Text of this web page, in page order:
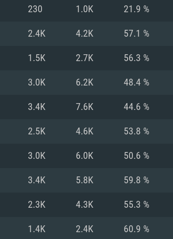
Resolução
superior
Placa
Nvidia
(Intel Xeon
Metal.
mais
Placa
suporte
drivers mais
equivalentes
mínima
AMD
Vulkan.
230 1.0K 21.9 %
2.4K 4.2K 57.1 %
1.5K 2.7K 56.3 %
3.0K 6.2K 48.4 %
3.4K 7.6K 44.6 %
2.5K 4.6K 53.8 %
3.0K 6.0K 50.6 %
3.4K 5.8K 59.8 %
2.3K 4.3K 55.3 %
1.4K 2.4K 60.9 %